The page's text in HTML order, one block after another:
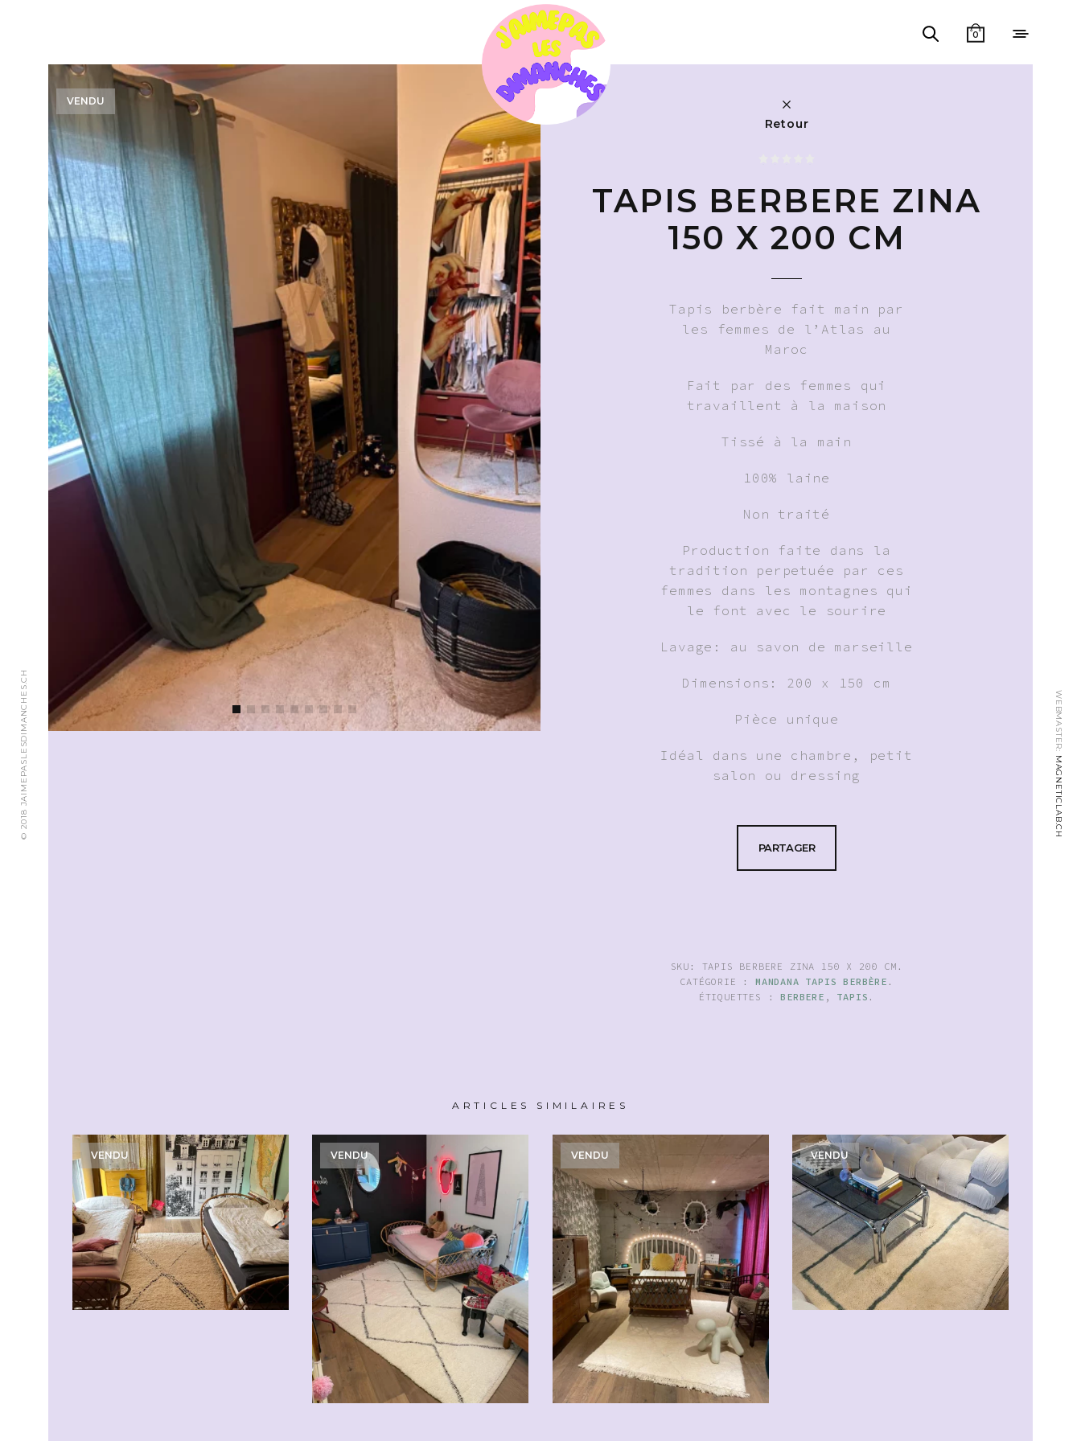
0
© 2018 JAIMEPASLESDIMANCHES.CH WEBMASTER:
MAGNETICLAB.CH
VENDU
Retour
TAPIS BERBERE ZINA
150 X 200 CM
Tapis berbère fait main par
les femmes de l’Atlas au
Maroc
Fait par des femmes qui
travaillent à la maison
Tissé à la main
100% laine
Non traité
Production faite dans la
tradition perpetuée par ces
femmes dans les montagnes qui
le font avec le sourire
Lavage: au savon de marseille
Dimensions: 200 x 150 cm
Pièce unique
Idéal dans une chambre, petit
salon ou dressing
PARTAGER
SKU: TAPIS BERBERE ZINA 150 X 200 CM .
CATÉGORIE : MANDANA TAPIS BERBÈRE .
ÉTIQUETTES :BERBERE , TAPIS .
ARTICLES SIMILAIRES
VENDU VENDU VENDU VENDU